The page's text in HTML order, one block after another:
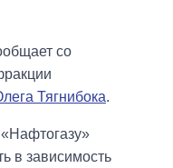
со
Тягнибока.
в зависимость